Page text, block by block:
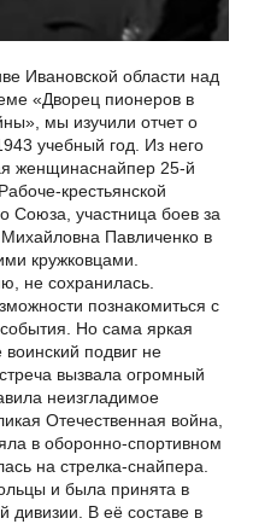
Ивановской области над
«Дворец пионеров в
мы изучили отчет о
учебный год. Из него
женщинаснайпер 25-й
крестьянской
Союза, участница боев за
Павличенко в
кружковцами.
не сохранилась.
познакомиться с
Но сама яркая
подвиг не
вызвала огромный
неизгладимое
Отечественная война,
в оборонно-спортивном
на стрелка-снайпера.
и была принята в
дивизии. В её составе в